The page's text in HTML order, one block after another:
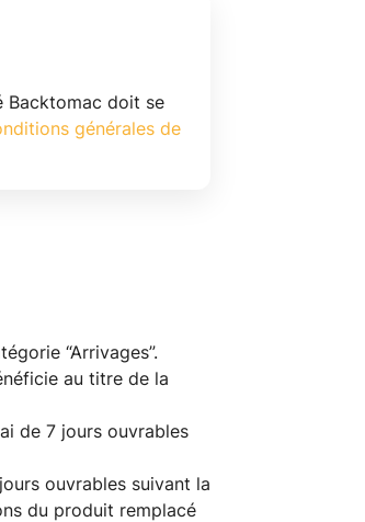
Backtomac doit se
générales de
“Arrivages”.
au titre de la
de 7 jours ouvrables
ouvrables suivant la
du produit remplacé